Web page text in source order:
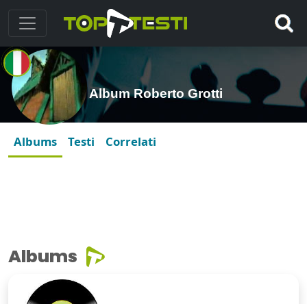
Album Roberto Grotti
Albums Testi Correlati
Albums